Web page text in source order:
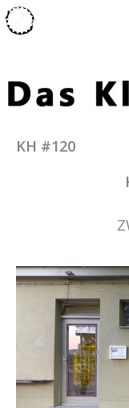
Zum
Inhalt
KH #120